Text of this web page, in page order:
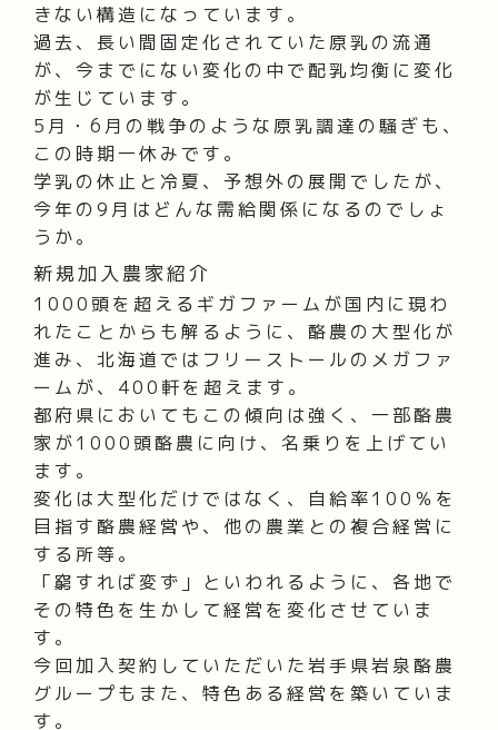
きない構造になっています。
過去、長い間固定化されていた原乳の流通
が、今までにない変化の中で配乳均衡に変化
が生じています。
5月・6月の戦争のような原乳調達の騒ぎも、
この時期一休みです。
学乳の休止と冷夏、予想外の展開でしたが、
今年の9月はどんな需給関係になるのでしょ
うか。
新規加入農家紹介
1000頭を超えるギガファームが国内に現わ
れたことからも解るように、酪農の大型化が
進み、北海道ではフリーストールのメガファ
ームが、400軒を超えます。
都府県においてもこの傾向は強く、一部酪農
家が1000頭酪農に向け、名乗りを上げてい
ます。
変化は大型化だけではなく、自給率100％を
目指す酪農経営や、他の農業との複合経営に
する所等。
「窮すれば変ず」といわれるように、各地で
その特色を生かして経営を変化させていま
す。
今回加入契約していただいた岩手県岩泉酪農
グループもまた、特色ある経営を築いていま
す。